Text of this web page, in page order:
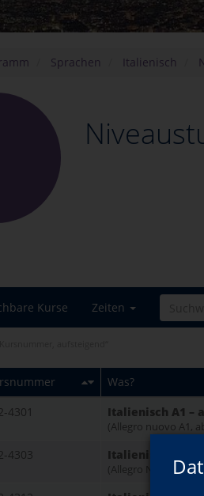
Sprachen Italienisch
Kurse Zeiten
Was?
4301
Italienisch A1 –
(Allegro nuovo A1,
4303 Italienisch A1 –
(Allegro Nuovo A1,